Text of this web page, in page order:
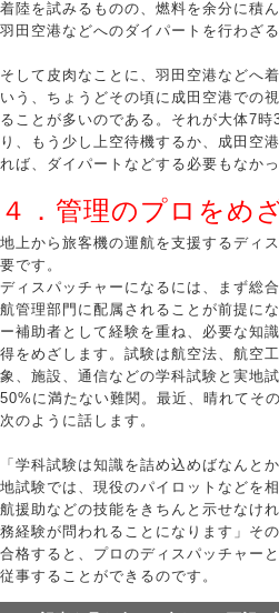
着陸を試みるものの、燃料を余分に積
羽田空港などへのダイパートを行わざる
そして皮肉なことに、羽田空港などへ
いう、ちょうどその頃に成田空港での
ることが多いのである。それが大体7時
り、もう少し上空待機するか、成田空
れば、ダイパートなどする必要もなか
４． 管理のプロをめ
地上から旅客機の運航を支援するディ
要です。
ディスパッチャーになるには、まず総
航管理部門に配属されることが前提に
ー補助者として経験を重ね、必要な知
得をめざします。試験は航空法、航空
象、施設、通信などの学科試験と実地
50%に満たない難関。最近、晴れてそ
次のように話します。
「学科試験は知識を詰め込めばなんと
地試験では、現役のパイロットなどを
航援助などの技能をきちんと示せなけ
務経験が問われることになります」そ
合格すると、プロのディスパッチャー
従事することができるのです。